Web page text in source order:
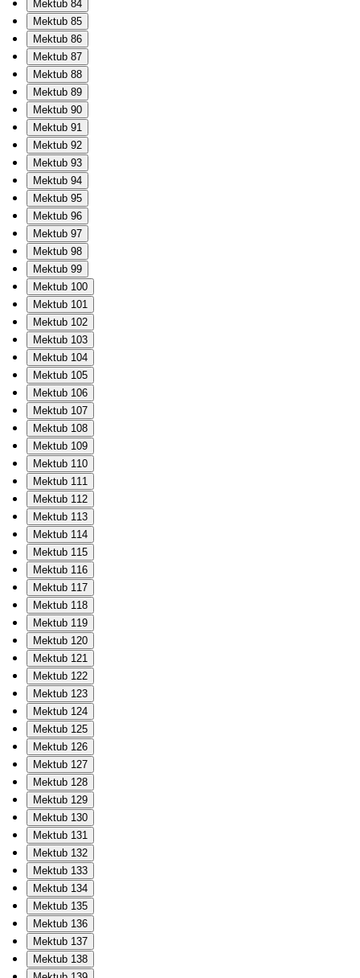
Mektub 84
Mektub 85
Mektub 86
Mektub 87
Mektub 88
Mektub 89
Mektub 90
Mektub 91
Mektub 92
Mektub 93
Mektub 94
Mektub 95
Mektub 96
Mektub 97
Mektub 98
Mektub 99
Mektub 100
Mektub 101
Mektub 102
Mektub 103
Mektub 104
Mektub 105
Mektub 106
Mektub 107
Mektub 108
Mektub 109
Mektub 110
Mektub 111
Mektub 112
Mektub 113
Mektub 114
Mektub 115
Mektub 116
Mektub 117
Mektub 118
Mektub 119
Mektub 120
Mektub 121
Mektub 122
Mektub 123
Mektub 124
Mektub 125
Mektub 126
Mektub 127
Mektub 128
Mektub 129
Mektub 130
Mektub 131
Mektub 132
Mektub 133
Mektub 134
Mektub 135
Mektub 136
Mektub 137
Mektub 138